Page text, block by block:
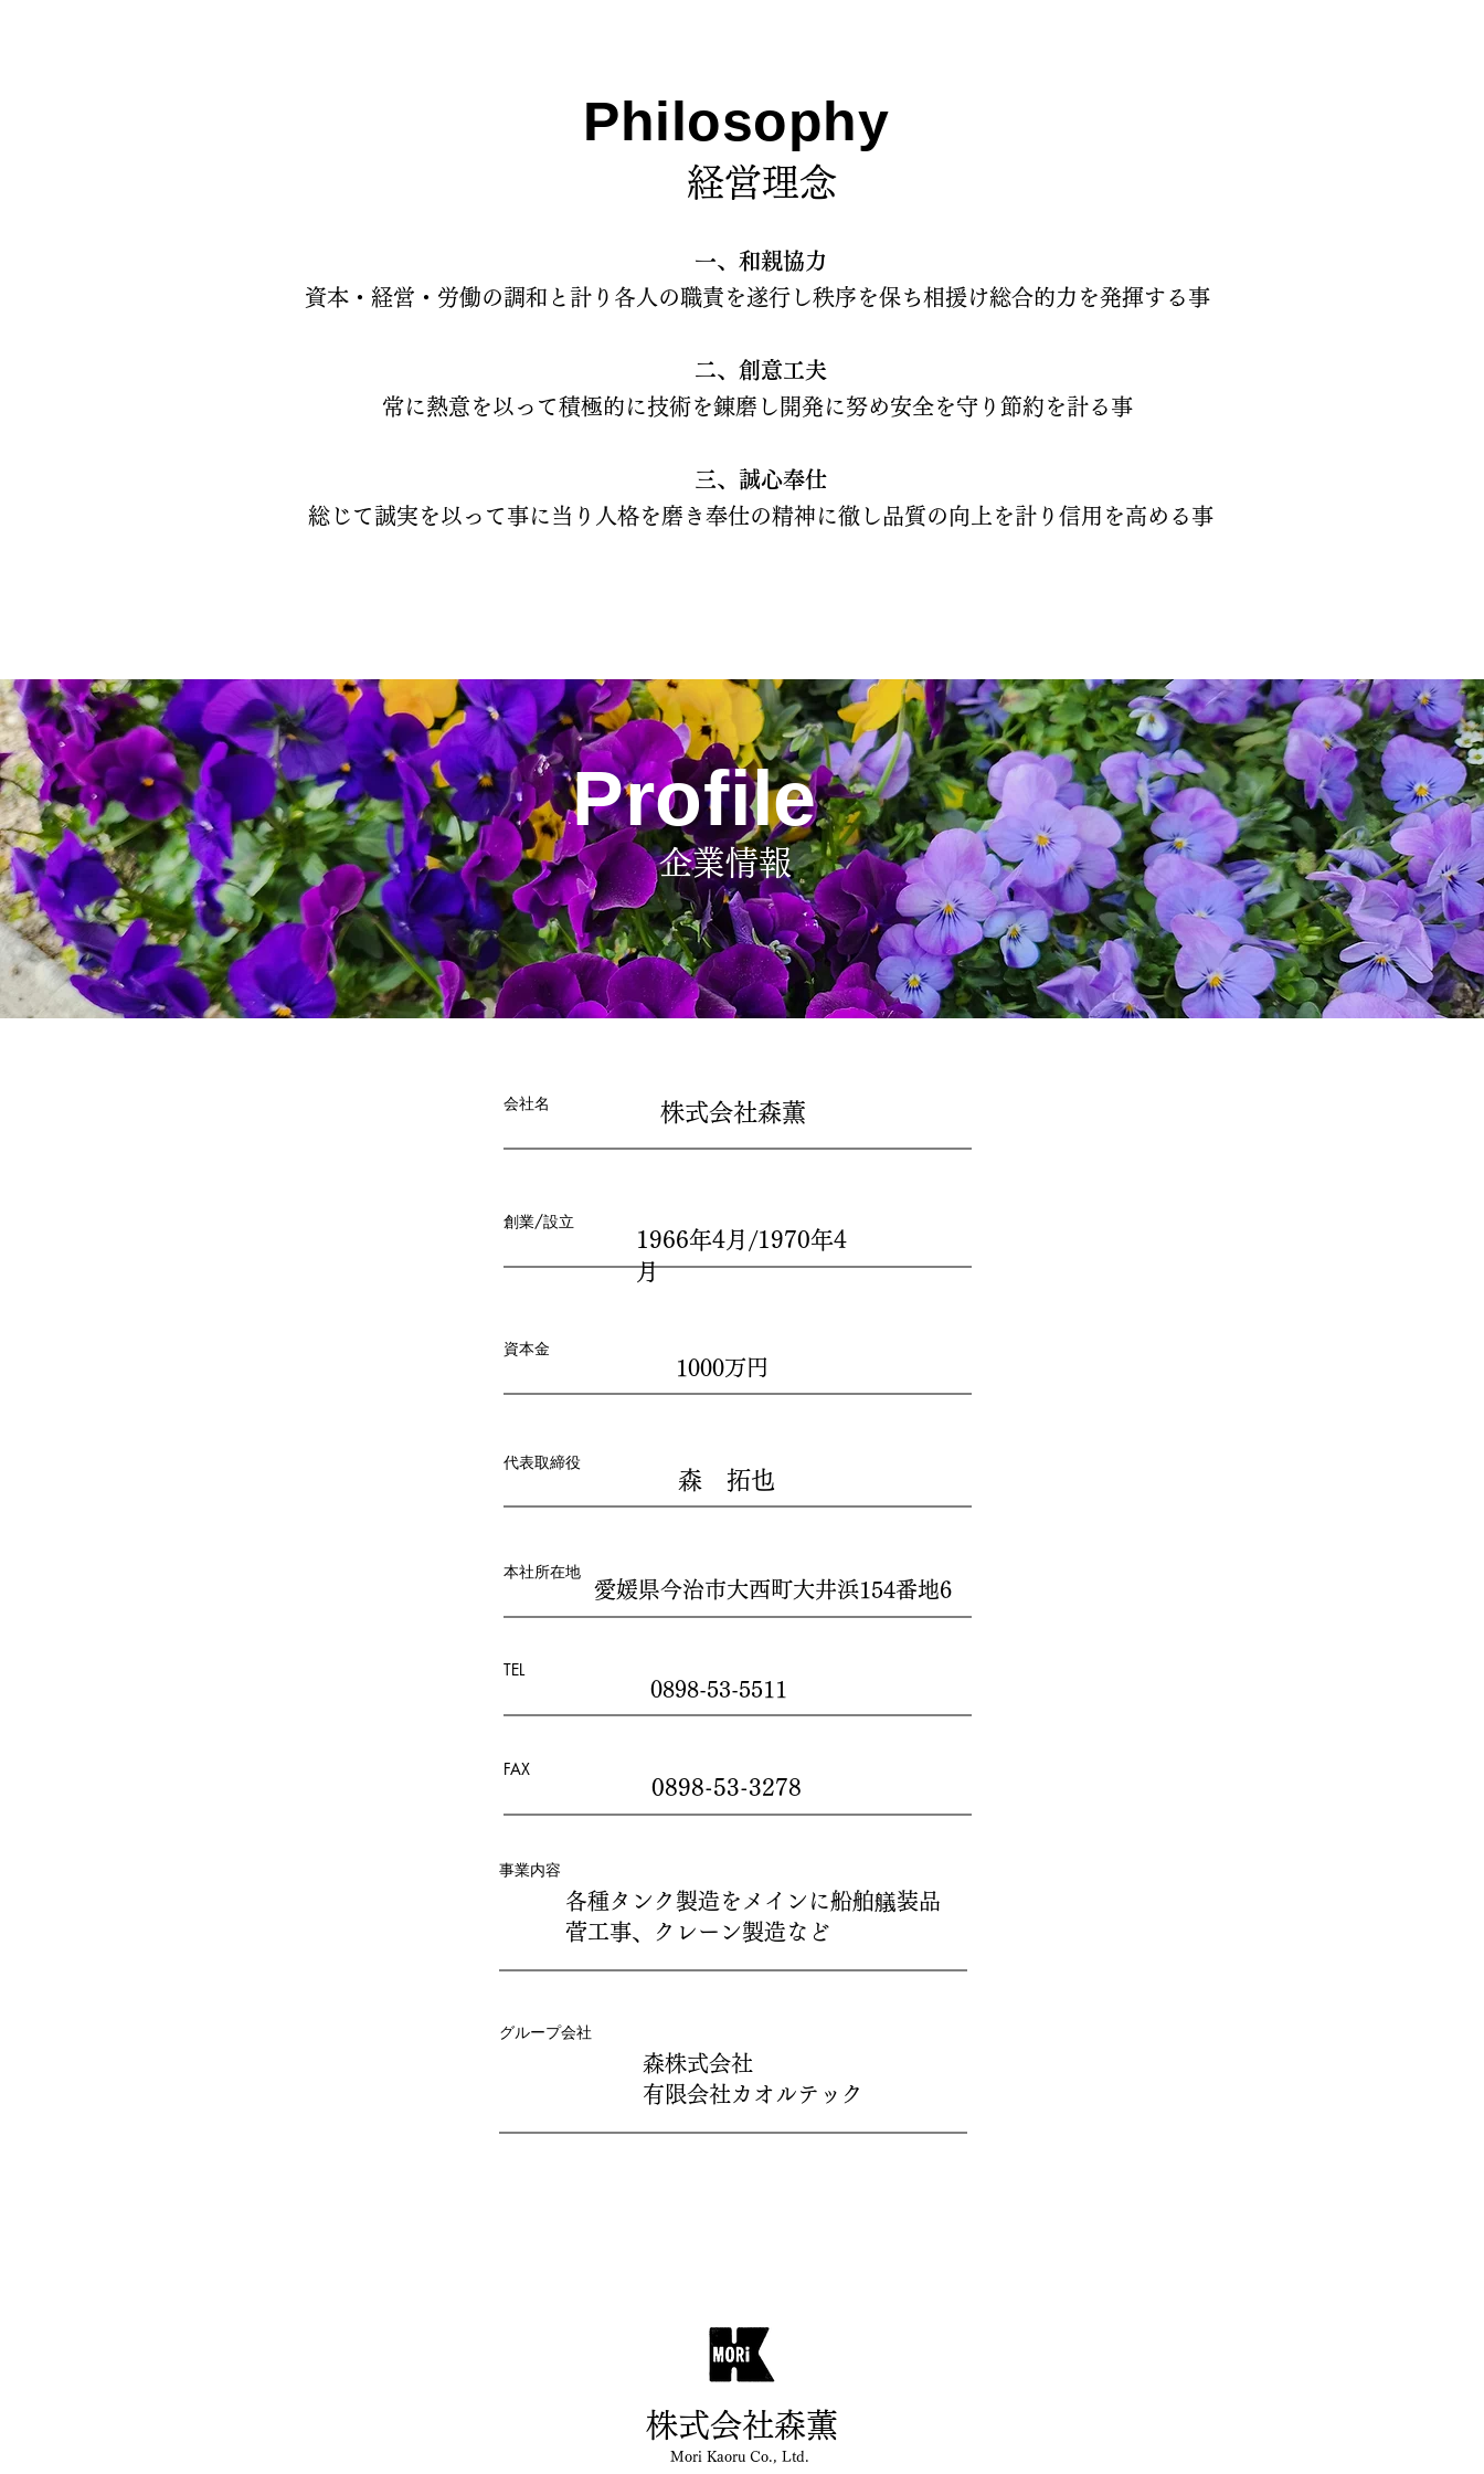
Philosophy
経営理念
一、和親協力
資本・経営・労働の調和と計り各人の職責を遂行し秩序を保ち相援け総合的力を発揮する事
二、創意工夫
常に熱意を以って積極的に技術を錬磨し開発に努め安全を守り節約を計る事
三、誠心奉仕
総じて誠実を以って事に当り人格を磨き奉仕の精神に徹し品質の向上を計り信用を高める事
Profile
企業情報
会社名 株式会社森薫
創業/設立
1966年4月/1970年4
月
資本金
1000万円
代表取締役
森 拓也
本社所在地
愛媛県今治市大西町大井浜154番地6
TEL
0898-53-5511
FAX
0898-53-3278
事業内容
各種タンク製造をメインに船舶艤装品
菅工事、クレーン製造など
グループ会社
森株式会社
​有限会社カオルテック
株式会社森薫
Mori Kaoru Co., Ltd.